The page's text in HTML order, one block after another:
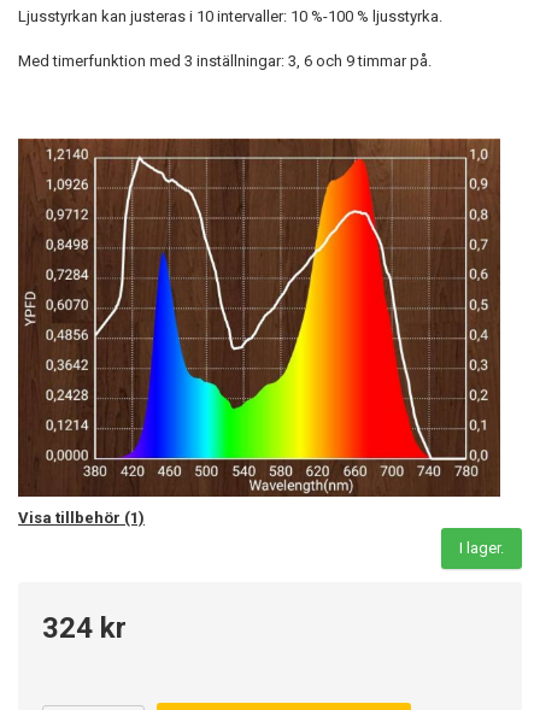
Ljusstyrkan kan justeras i 10 intervaller: 10 %-100 % ljusstyrka.
Med timerfunktion med 3 inställningar: 3, 6 och 9 timmar på.
Visa tillbehör (1)
I lager.
324 kr